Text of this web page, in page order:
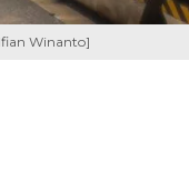
Winanto]